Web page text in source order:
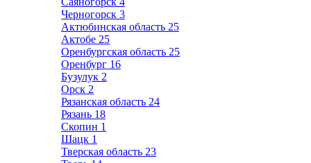
Черногорск 3
Актюбинская область 25
Актобе 25
Оренбургская область 25
Оренбург 16
Бузулук 2
Орск 2
Рязанская область 24
Рязань 18
Скопин 1
Шацк 1
Тверская область 23